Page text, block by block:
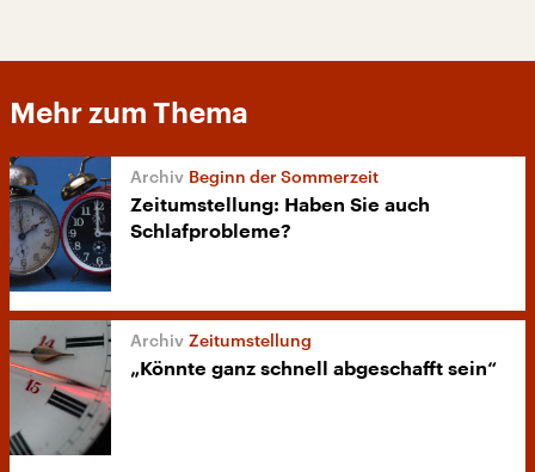
Mehr zum Thema
Beginn der Sommerzeit
Zeitumstellung: Haben Sie auch
Schlafprobleme?
Zeitumstellung
„Könnte ganz schnell abgeschafft sein“